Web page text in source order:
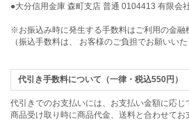
●大分信用金庫 森町支店 普通 0104413 有限会
※お振込み時に発生する手数料はご利用の金融
（振込手数料は、 お客様のご負担でお願いいた
代引き手数料について（一律・税込550円）
代引きでのお支払いには、お支払い金額に応じ
商品受け取り時に商品代金、送料と合わせてお